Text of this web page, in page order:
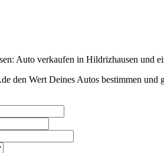
Auto verkaufen in Hildrizhausen und
den Wert Deines Autos bestimmen und